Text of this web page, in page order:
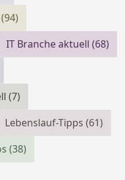
(94)
IT Branche aktuell(68)
(7)
Lebenslauf-Tipps(61)
(38)